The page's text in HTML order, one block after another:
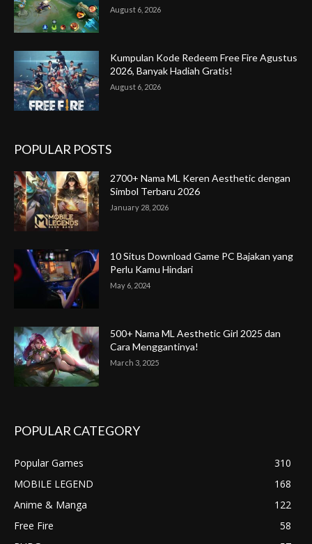
August 6, 2026
Kumpulan Kode Redeem Free Fire Agustus
2026, Banyak Hadiah Gratis!
August 6, 2026
POPULAR POSTS
2700+ Nama ML Keren Aesthetic dengan
Simbol Terbaru 2026
January 28, 2026
10 Situs Download Game PC Bajakan yang
Perlu Kamu Hindari
May 6, 2024
500+ Nama ML Aesthetic Girl 2025 dan
Cara Menggantinya!
March 3, 2025
POPULAR CATEGORY
Popular Games
310
MOBILE LEGEND
168
Anime & Manga
122
Free Fire
58